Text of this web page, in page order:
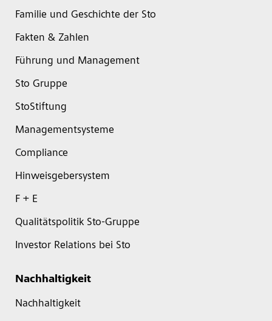
Familie und Geschichte der Sto
Fakten & Zahlen
Führung und Management
Sto Gruppe
StoStiftung
Managementsysteme
Compliance
Hinweisgebersystem
F + E
Qualitätspolitik Sto-Gruppe
Investor Relations bei Sto
Nachhaltigkeit
Nachhaltigkeit